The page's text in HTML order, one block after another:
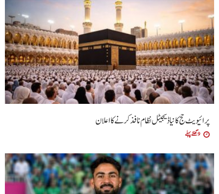
پرائیویٹ حج کا نیا ڈیجیٹل نظام نافذ کرنے کا اعلان
9 گھنٹے پہلے